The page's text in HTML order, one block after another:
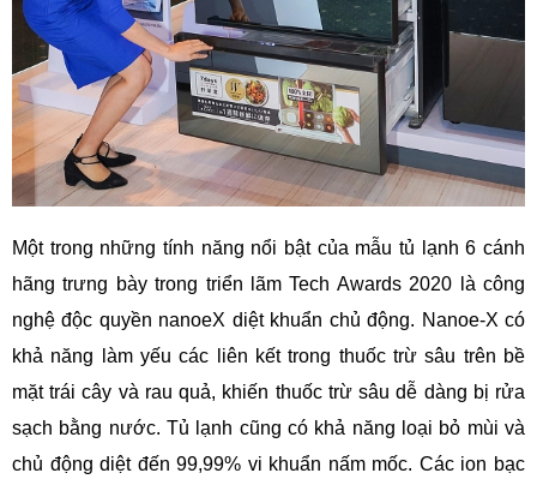
Một trong những tính năng nổi bật của mẫu tủ lạnh 6 cánh
hãng trưng bày trong triển lãm Tech Awards 2020 là công
nghệ độc quyền nanoeX diệt khuẩn chủ động. Nanoe-X có
khả năng làm yếu các liên kết trong thuốc trừ sâu trên bề
mặt trái cây và rau quả, khiến thuốc trừ sâu dễ dàng bị rửa
sạch bằng nước. Tủ lạnh cũng có khả năng loại bỏ mùi và
chủ động diệt đến 99,99% vi khuẩn nấm mốc. Các ion bạc